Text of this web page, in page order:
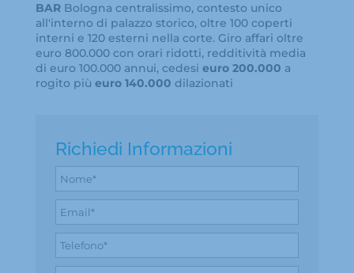
BARBologna centralissimo, contesto unico
all'interno di palazzo storico, oltre 100 coperti
interni e 120 esterni nella corte. Giro affari oltre
euro 800.000 con orari ridotti, redditività media
di euro 100.000 annui, cedesi euro 200.000 a
rogito più euro 140.000 dilazionati
Richiedi Informazioni